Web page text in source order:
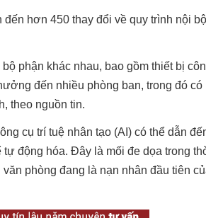
hơn 450 thay đổi về quy trình nội
phận khác nhau, bao gồm thiết bị
đến nhiều phòng ban, trong đó
theo nguồn tin.
cụ trí tuệ nhân tạo (AI) có thể dẫn
động hóa. Đây là mối đe dọa trong
phòng đang là nạn nhân đầu tiên